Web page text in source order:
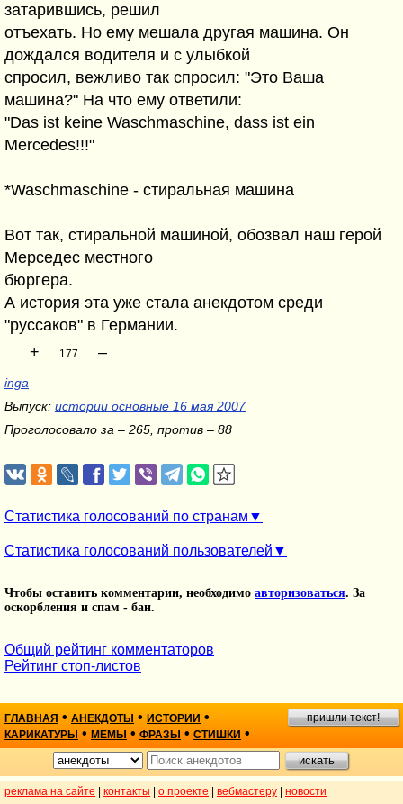
затарившись, решил
отъехать. Но ему мешала другая машина. Он
дождался водителя и с улыбкой
спросил, вежливо так спросил: "Это Ваша
машина?" На что ему ответили:
"Das ist keine Waschmaschine, dass ist ein
Mercedes!!!"
*Waschmaschine - стиральная машина
Вот так, стиральной машиной, обозвал наш герой
Мерседес местного
бюргера.
А история эта уже стала анекдотом среди
"руссаков" в Германии.
+
177 –
inga
Выпуск: истории основные 16 мая 2007
Проголосовало за – 265, против – 88
Статистика голосований по странам
Статистика голосований пользователей
Чтобы оставить комментарии, необходимо авторизоваться. За
оскорбления и спам - бан.
Общий рейтинг комментаторов
Рейтинг стоп-листов
ГЛАВНАЯ • АНЕКДОТЫ • ИСТОРИИ •
КАРИКАТУРЫ • МЕМЫ • ФРАЗЫ • СТИШКИ •
пришли текст!
реклама на сайте контакты о проекте вебмастеру новости